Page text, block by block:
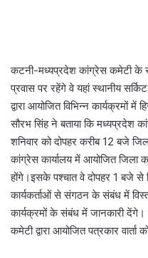
कटनी-मध्यप्रदेश कांग्रेस कमेटी के
प्रवास पर रहेंगे वे यहां स्थानीय
द्वारा आयोजित विभिन्न कार्यक्रमों
सौरभ सिंह ने बताया कि मध्यप्रदेश
शनिवार को दोपहर करीब 12 बजे
कांग्रेस कार्यालय में आयोजित जिला
होंगे।इसके पश्चात वे दोपहर 1 बजे से
कार्यकर्ताओं से संगठन के संबंध में
कार्यक्रमों के संबंध में जानकारी
कमेटी द्वारा आयोजित पत्रकार वार्ता